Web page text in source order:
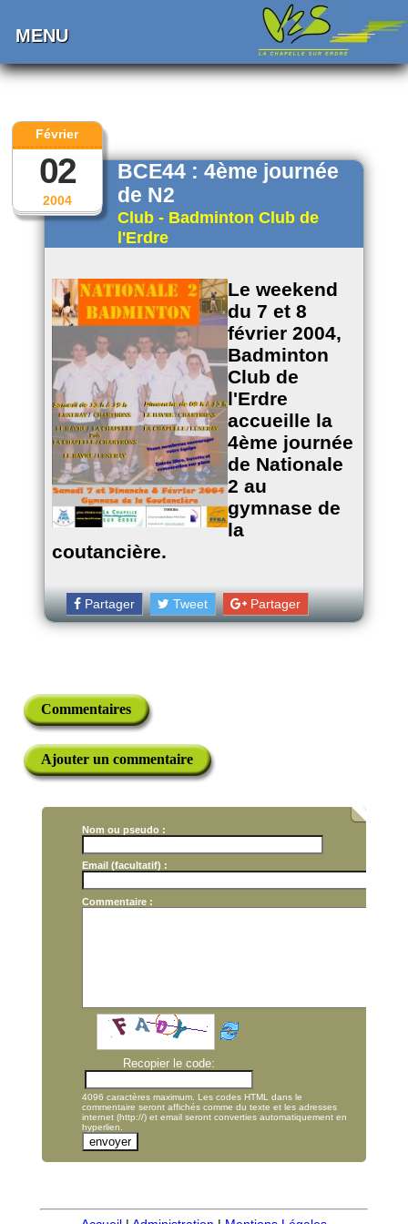
MENU
2004
Février
02
BCE44 : 4ème journée
de N2
Club - Badminton Club de
l'Erdre
Le weekend
du 7 et 8
février 2004,
Badminton
Club de
l'Erdre
accueille la
4ème journée
de Nationale
2 au
gymnase de
la
coutancière.
Partager Tweet Partager
Commentaires
Ajouter un commentaire
Nom ou pseudo :
Email (facultatif) :
Commentaire :
Recopier le code:
4096 caractères maximum. Les codes HTML dans le
commentaire seront affichés comme du texte et les adresses
internet (http://) et email seront converties automatiquement en
hyperlien.